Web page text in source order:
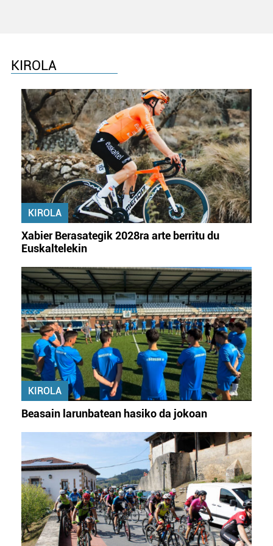
zerbitzuak hobetzeko asmoz, cookie teknologiaz
baliatzen gara. Ohar hau onartuz gero, teknologia hori
erabiltzeko baimen esplizitua ematen diguzu.Gehiago
irakurri
KIROLA
KIROLA
Xabier Berasategik 2028ra arte berritu du
Euskaltelekin
KIROLA
Beasain larunbatean hasiko da jokoan